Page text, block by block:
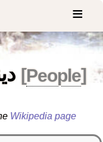
[People]
Wikipedia page